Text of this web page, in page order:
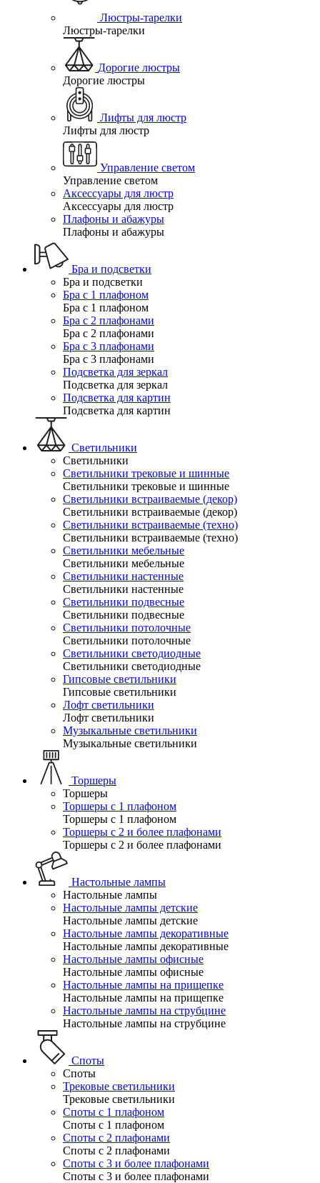
Люстры-тарелки
Люстры-тарелки
Дорогие люстры
Дорогие люстры
Лифты для люстр
Лифты для люстр
Управление светом
Управление светом
Аксессуары для люстр
Аксессуары для люстр
Плафоны и абажуры
Плафоны и абажуры
Бра и подсветки
Бра и подсветки
Бра с 1 плафоном
Бра с 1 плафоном
Бра с 2 плафонами
Бра с 2 плафонами
Бра с 3 плафонами
Бра с 3 плафонами
Подсветка для зеркал
Подсветка для зеркал
Подсветка для картин
Подсветка для картин
Светильники
Светильники
Светильники трековые и шинные
Светильники трековые и шинные
Светильники встраиваемые (декор)
Светильники встраиваемые (декор)
Светильники встраиваемые (техно)
Светильники встраиваемые (техно)
Светильники мебельные
Светильники мебельные
Светильники настенные
Светильники настенные
Светильники подвесные
Светильники подвесные
Светильники потолочные
Светильники потолочные
Светильники светодиодные
Светильники светодиодные
Гипсовые светильники
Гипсовые светильники
Лофт светильники
Лофт светильники
Музыкальные светильники
Музыкальные светильники
Торшеры
Торшеры
Торшеры с 1 плафоном
Торшеры с 1 плафоном
Торшеры с 2 и более плафонами
Торшеры с 2 и более плафонами
Настольные лампы
Настольные лампы
Настольные лампы детские
Настольные лампы детские
Настольные лампы декоративные
Настольные лампы декоративные
Настольные лампы офисные
Настольные лампы офисные
Настольные лампы на прищепке
Настольные лампы на прищепке
Настольные лампы на струбцине
Настольные лампы на струбцине
Споты
Споты
Трековые светильники
Трековые светильники
Споты с 1 плафоном
Споты с 1 плафоном
Споты с 2 плафонами
Споты с 2 плафонами
Споты с 3 и более плафонами
Споты с 3 и более плафонами